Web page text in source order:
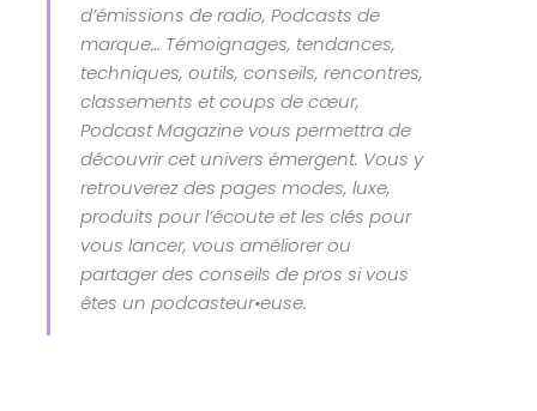
d’émissions de radio, Podcasts de
marque… Témoignages, tendances,
techniques, outils, conseils, rencontres,
classements et coups de cœur,
Podcast Magazine vous permettra de
découvrir cet univers émergent. Vous y
retrouverez des pages modes, luxe,
produits pour l’écoute et les clés pour
vous lancer, vous améliorer ou
partager des conseils de pros si vous
êtes un podcasteur•euse.